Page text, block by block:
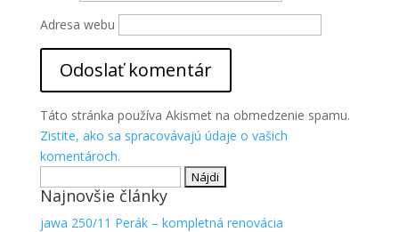
Adresa webu
Táto stránka používa Akismet na obmedzenie spamu.
Zistite, ako sa spracovávajú údaje o vašich
komentároch.
Najnovšie články
jawa 250/11 Perák – kompletná renovácia